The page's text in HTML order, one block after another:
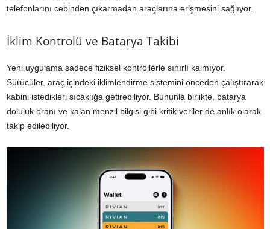
telefonlarını cebinden çıkarmadan araçlarına erişmesini sağlıyor.
İklim Kontrolü ve Batarya Takibi
Yeni uygulama sadece fiziksel kontrollerle sınırlı kalmıyor.
Sürücüler, araç içindeki iklimlendirme sistemini önceden çalıştırarak
kabini istedikleri sıcaklığa getirebiliyor. Bununla birlikte, batarya
doluluk oranı ve kalan menzil bilgisi gibi kritik veriler de anlık olarak
takip edilebiliyor.